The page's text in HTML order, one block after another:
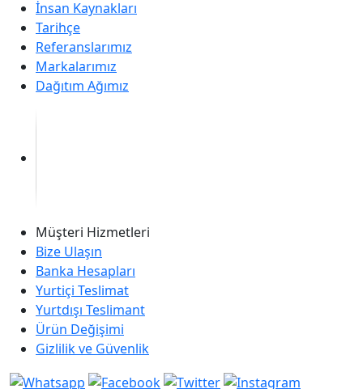
İnsan Kaynakları
Tarihçe
Referanslarımız
Markalarımız
Dağıtım Ağımız
Müşteri Hizmetleri
Bize Ulaşın
Banka Hesapları
Yurtiçi Teslimat
Yurtdışı Teslimant
Ürün Değişimi
Gizlilik ve Güvenlik